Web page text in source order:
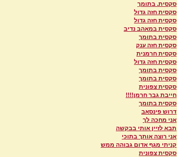
סקסית. בתומך
סקסית חזה גדול
סקסית חזה גדול
סקסית במאהב נדיב
סקסית בתומך
סקסית חזה ענק
סקסית חרמנית
סקסית חזה גדול
סקסית בתומך
סקסית בתומך
סקסית צפונית
חייבת גבר חרמן!!!!
סקסית בתומך
דרוש פינסאב
אני מחכה לך
תבא לזיין אותי בבקשה
אני רוצה אותך בתוכי
קניתי מגף אדום גבוהה ממש
סקסית צפונית